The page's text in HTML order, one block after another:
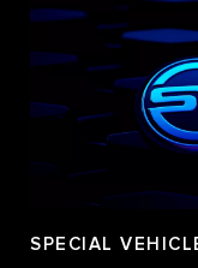
SPECIAL